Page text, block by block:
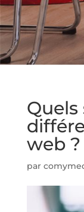
Quels
web ?
par